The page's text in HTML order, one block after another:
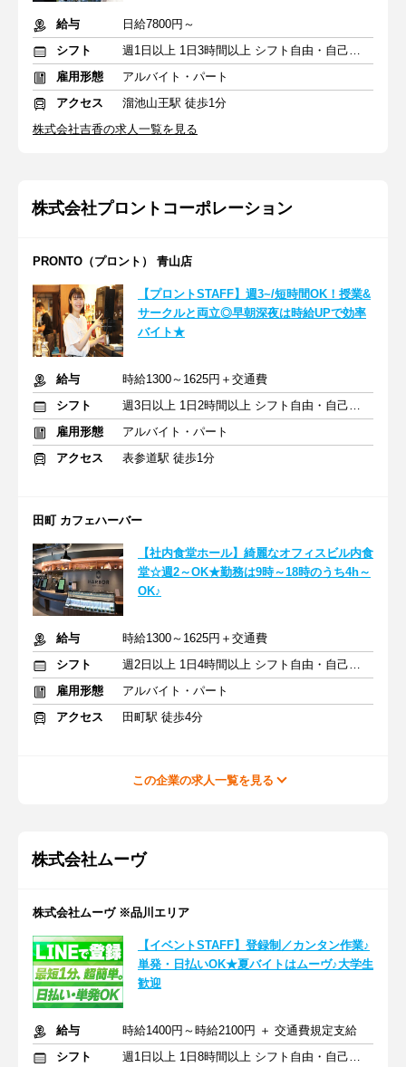
給与
日給7800円～
シフト
週1日以上 1日3時間以上 シフト自由・自己申告
雇用形態
アルバイト・パート
アクセス
溜池山王駅 徒歩1分
株式会社吉香の求人一覧を見る
株式会社プロントコーポレーション
PRONTO（プロント） 青山店
【プロントSTAFF】週3~/短時間OK！授業&
サークルと両立◎早朝深夜は時給UPで効率
バイト★
給与
時給1300～1625円＋交通費
シフト
週3日以上 1日2時間以上 シフト自由・自己申告
雇用形態
アルバイト・パート
アクセス
表参道駅 徒歩1分
田町 カフェハーバー
【社内食堂ホール】綺麗なオフィスビル内食
堂☆週2～OK★勤務は9時～18時のうち4h～
OK♪
給与
時給1300～1625円＋交通費
シフト
週2日以上 1日4時間以上 シフト自由・自己申告
雇用形態
アルバイト・パート
アクセス
田町駅 徒歩4分
この企業の求人一覧を見る
株式会社ムーヴ
株式会社ムーヴ ※品川エリア
【イベントSTAFF】登録制／カンタン作業♪
単発・日払いOK★夏バイトはムーヴ♪大学生
歓迎
給与
時給1400円～時給2100円 ＋ 交通費規定支給
シフト
週1日以上 1日8時間以上 シフト自由・自己申告